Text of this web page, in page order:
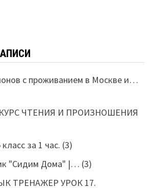
с проживанием в Москве и…
ЧТЕНИЯ И ПРОИЗНОШЕНИЯ
за 1 час. (3)
"Сидим Дома" |… (3)
ТРЕНАЖЕР УРОК 17.